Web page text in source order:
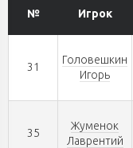
№ Игрок
31
Головешкин
Игорь
35
Жуменок
Лаврентий